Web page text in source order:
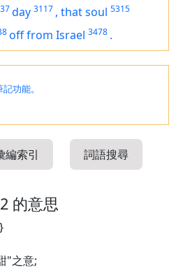
day 3117 , that soul 5315
off from Israel 3478 .
功能。
編索引 詞語搜尋
的意思
"之意;